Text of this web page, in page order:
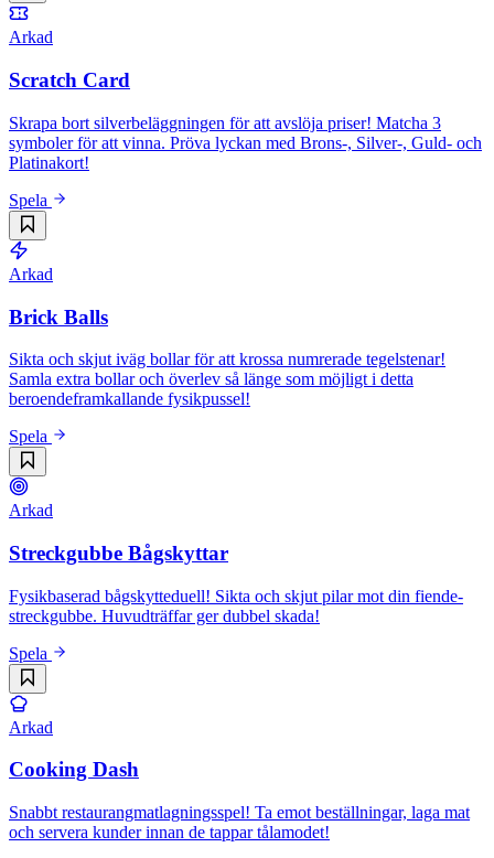
Arkad
Scratch Card
Skrapa bort silverbeläggningen för att avslöja priser! Matcha 3
symboler för att vinna. Pröva lyckan med Brons-, Silver-, Guld- och
Platinakort!
Spela
Arkad
Brick Balls
Sikta och skjut iväg bollar för att krossa numrerade tegelstenar!
Samla extra bollar och överlev så länge som möjligt i detta
beroendeframkallande fysikpussel!
Spela
Arkad
Streckgubbe Bågskyttar
Fysikbaserad bågskytteduell! Sikta och skjut pilar mot din fiende-
streckgubbe. Huvudträffar ger dubbel skada!
Spela
Arkad
Cooking Dash
Snabbt restaurangmatlagningsspel! Ta emot beställningar, laga mat
och servera kunder innan de tappar tålamodet!